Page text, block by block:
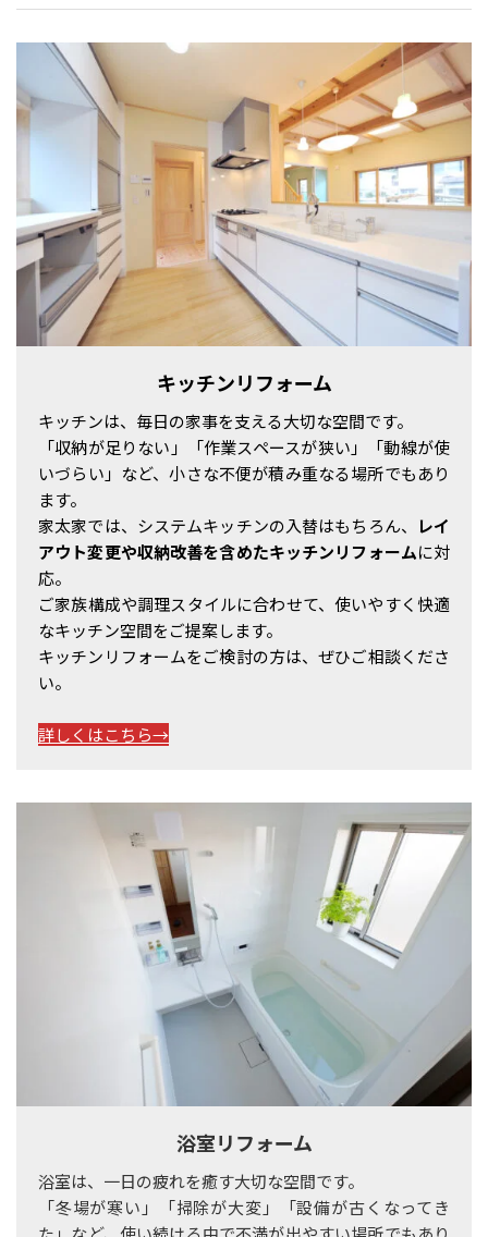
キッチンリフォーム
キッチンは、毎日の家事を支える大切な空間です。
「収納が足りない」「作業スペースが狭い」「動線が使
いづらい」など、小さな不便が積み重なる場所でもあり
ます。
家太家では、システムキッチンの入替はもちろん、
レイ
アウト変更や収納改善を含めたキッチンリフォームに対
応。
ご家族構成や調理スタイルに合わせて、使いやすく快適
なキッチン空間をご提案します。
キッチンリフォームをご検討の方は、ぜひご相談くださ
い。
詳しくはこちら→
浴室リフォーム
浴室は、一日の疲れを癒す大切な空間です。
「冬場が寒い」「掃除が大変」「設備が古くなってき